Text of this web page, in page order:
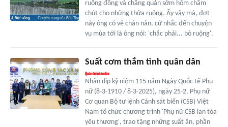
ruộng đồng và chẳng quản sớm hôm chăm
chút cho những thửa ruộng. Ấy vậy mà, đợt
này ông có vẻ chán nản, cứ nhắc đến chuyện
vụ mùa tới là ông nói: 'chắc phải... bỏ ruộng'.
Suất cơm thắm tình quân dân
Nhân dịp kỷ niệm 115 năm Ngày Quốc tế Phụ
nữ (8-3-1910 / 8-3-2025), ngày 25-2, Phụ nữ
Cơ quan Bộ tư lệnh Cảnh sát biển (CSB) Việt
Nam tổ chức chương trình 'Phụ nữ CSB lan tỏa
yêu thương', trao tặng những suất ăn, phần